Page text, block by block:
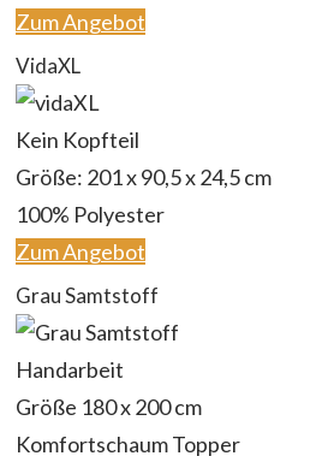
Zum Angebot
VidaXL
Kein Kopfteil
Größe: 201 x 90,5 x 24,5 cm
100% Polyester
Zum Angebot
Grau Samtstoff
Handarbeit
Größe 180 x 200 cm
Komfortschaum Topper